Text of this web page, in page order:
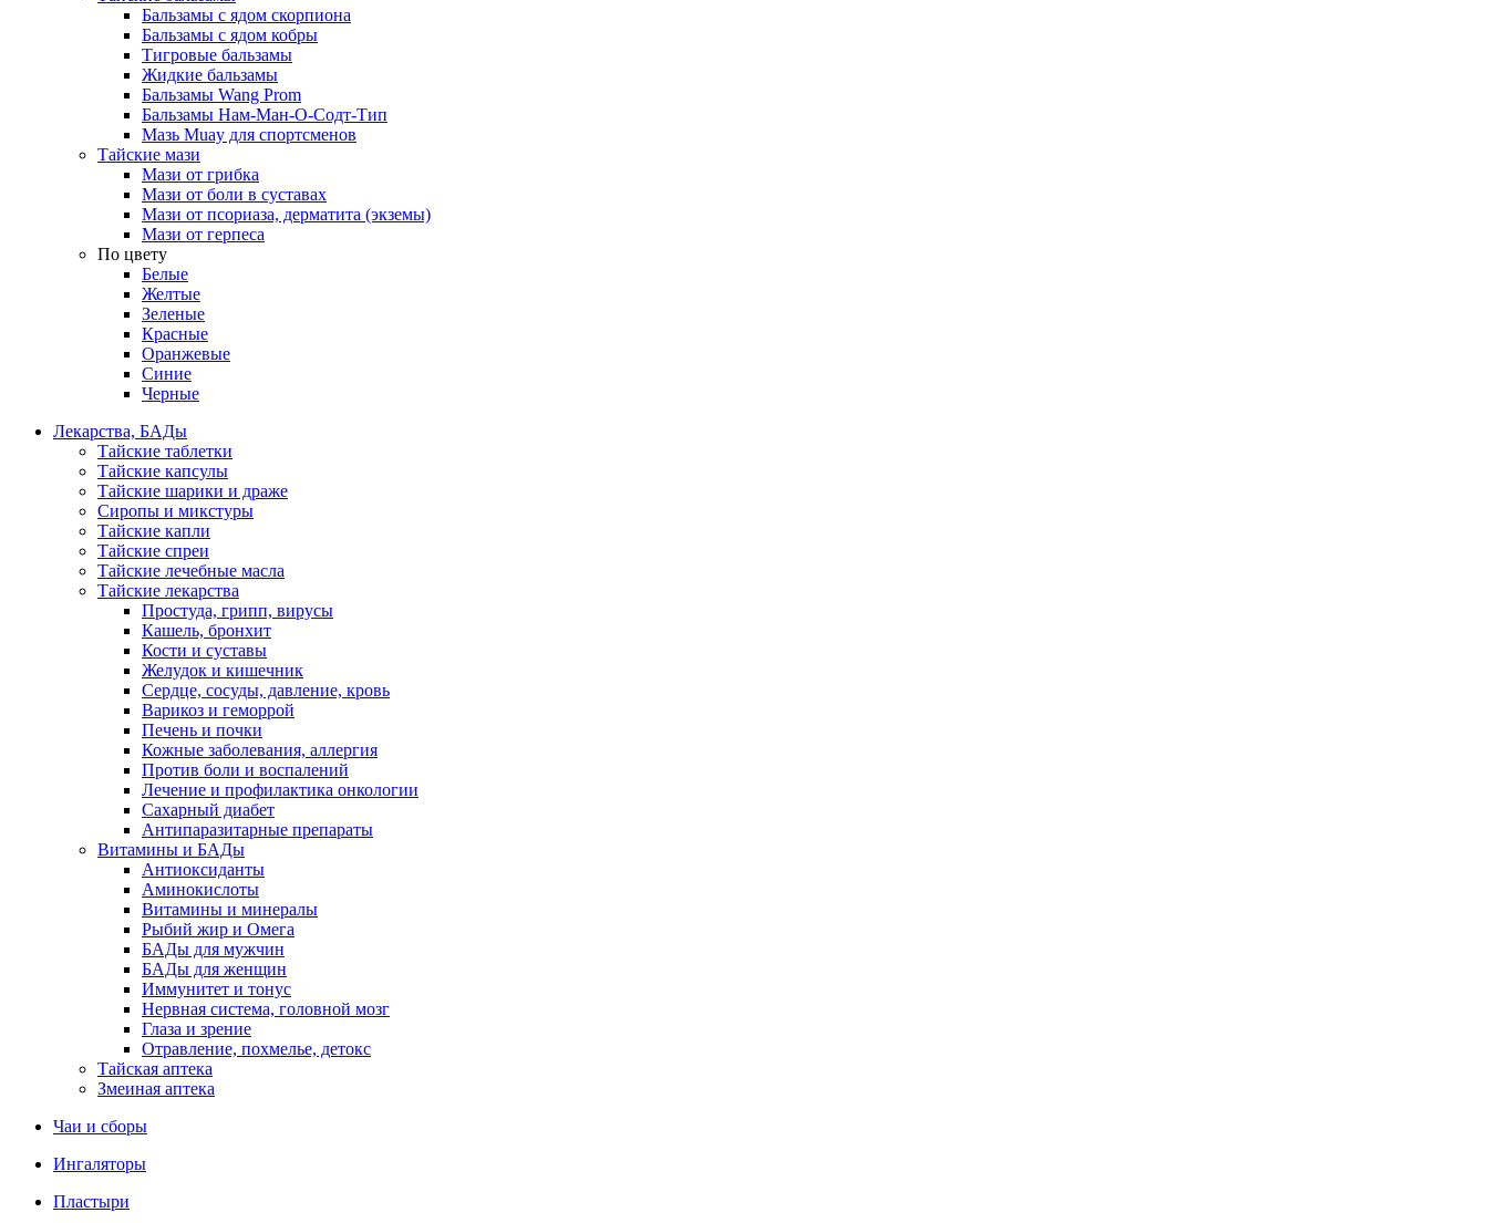
Бальзамы с ядом скорпиона
Бальзамы с ядом кобры
Тигровые бальзамы
Жидкие бальзамы
Бальзамы Wang Prom
Бальзамы Нам-Ман-О-Содт-Тип
Мазь Muay для спортсменов
Тайские мази
Мази от грибка
Мази от боли в суставах
Мази от псориаза, дерматита (экземы)
Мази от герпеса
По цвету
Белые
Желтые
Зеленые
Красные
Оранжевые
Синие
Черные
Лекарства, БАДы
Тайские таблетки
Тайские капсулы
Тайские шарики и драже
Сиропы и микстуры
Тайские капли
Тайские спреи
Тайские лечебные масла
Тайские лекарства
Простуда, грипп, вирусы
Кашель, бронхит
Кости и суставы
Желудок и кишечник
Сердце, сосуды, давление, кровь
Варикоз и геморрой
Печень и почки
Кожные заболевания, аллергия
Против боли и воспалений
Лечение и профилактика онкологии
Сахарный диабет
Антипаразитарные препараты
Витамины и БАДы
Антиоксиданты
Аминокислоты
Витамины и минералы
Рыбий жир и Омега
БАДы для мужчин
БАДы для женщин
Иммунитет и тонус
Нервная система, головной мозг
Глаза и зрение
Отравление, похмелье, детокс
Тайская аптека
Змеиная аптека
Чаи и сборы
Ингаляторы
Пластыри